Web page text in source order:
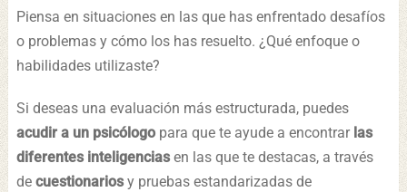
Piensa en situaciones en las que has enfrentado desafíos
o problemas y cómo los has resuelto. ¿Qué enfoque o
habilidades utilizaste?
Si deseas una evaluación más estructurada, puedes
acudir a un psicólogopara que te ayude a encontrarlas
diferentes inteligenciasen las que te destacas, a través
de cuestionarios y pruebas estandarizadas de